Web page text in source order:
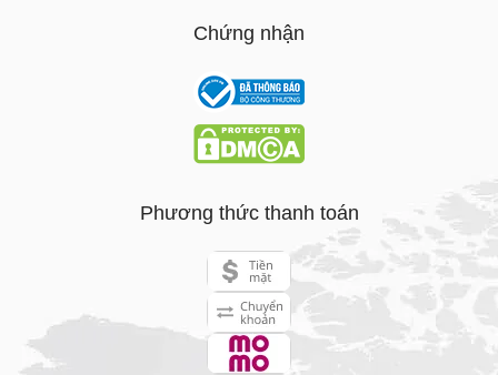
Chứng nhận
Phương thức thanh toán